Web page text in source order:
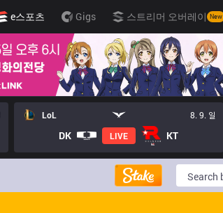
e스포츠 Gigs 스트리머 오버레이 New
LoL 8. 9. 일
DK LIVE KT